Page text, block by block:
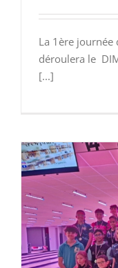
La 1ère journée
déroulera le
[...]